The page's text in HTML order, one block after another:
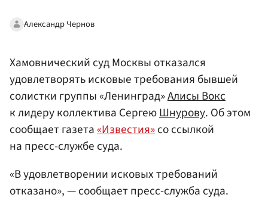
Александр Чернов
Хамовнический суд Москвы отказался
удовлетворять исковые требования бывшей
солистки группы «Ленинград»Алисы Вокс
к лидеру коллектива СергеюШнурову. Об этом
сообщает газета«Известия»со ссылкой
на пресс-службе суда.
«В удовлетворении исковых требований
отказано», — сообщает пресс-служба суда.